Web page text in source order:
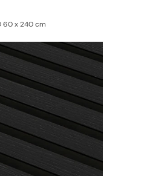
60 x 240 cm